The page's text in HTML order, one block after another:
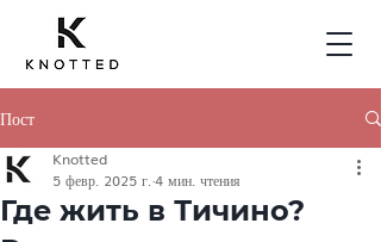
Пост
Где жить в Тичино?
Knotted
5 февр. 2025 г.4 мин. чтения